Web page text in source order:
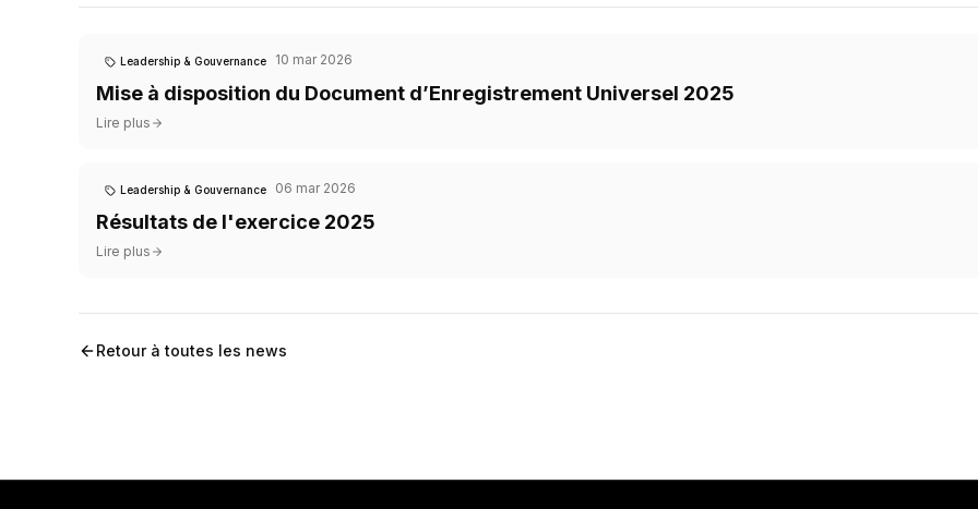
Leadership & Gouvernance 10 mar 2026
Mise à disposition du Document d’Enregistrement Universel 2025
Lire plus
Leadership & Gouvernance 06 mar 2026
Résultats de l'exercice 2025
Lire plus
Retour à toutes les news